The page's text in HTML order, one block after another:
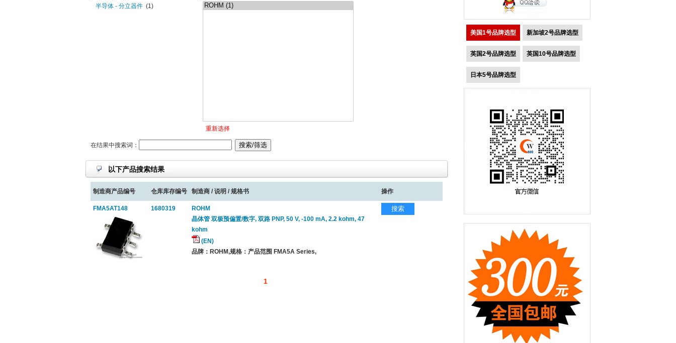
半导体 - 分立器件 (1)
重新选择
在结果中搜索词：
以下产品搜索结果
制造商产品编号 仓库库存编号 制造商 / 说明 / 规格书 操作
FMA5AT148 1680319
ROHM
晶体管 双极预偏置/数字, 双路 PNP, 50 V, -100 mA, 2.2 kohm, 47
kohm
(EN)
品牌：ROHM,规格：产品范围 FMA5A Series,
搜索
1
美国1号品牌选型 新加坡2号品牌选型
英国2号品牌选型 英国10号品牌选型
日本5号品牌选型